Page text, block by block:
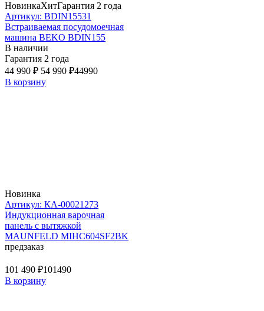
НовинкаХитГарантия 2 года
Артикул: BDIN15531
Встраиваемая посудомоечная
машина BEKO BDIN155
В наличии
Гарантия 2 года
44 990 ₽ 54 990 ₽44990
В корзину
Новинка
Артикул: КА-00021273
Индукционная варочная
панель с вытяжкой
MAUNFELD MIHC604SF2BK
предзаказ
101 490 ₽101490
В корзину